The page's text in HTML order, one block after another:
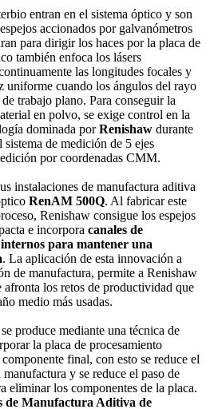
entran en el sistema óptico y son
accionados por galvanómetros
para dirigir los haces por la placa de
también enfoca los lásers
las longitudes focales y
uniforme cuando los ángulos del rayo
trabajo plano. Para conseguir la
en polvo, se exige control en la
dominada porRenishaw durante
de medición de 5 ejes
por coordenadas CMM.
instalaciones de manufactura aditiva
RenAM 500Q. Al fabricar este
Renishaw consigue los espejos
e incorpora canales de
para mantener una
. La aplicación de esta innovación a
de manufactura, permite a Renishaw
los retos de productividad que
medio más usadas.
produce mediante una técnica de
la placa de procesamiento
final, con esto se reduce el
y se reduce el paso de
eliminar los componentes de la placa.
de Manufactura Aditiva de